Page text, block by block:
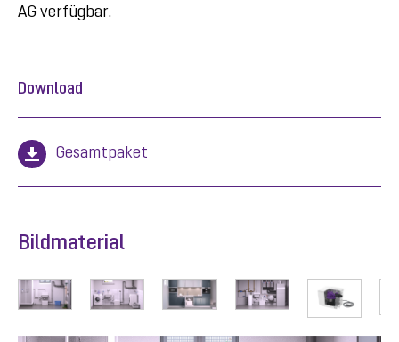
AG verfügbar.
Download
Gesamtpaket
Bildmaterial